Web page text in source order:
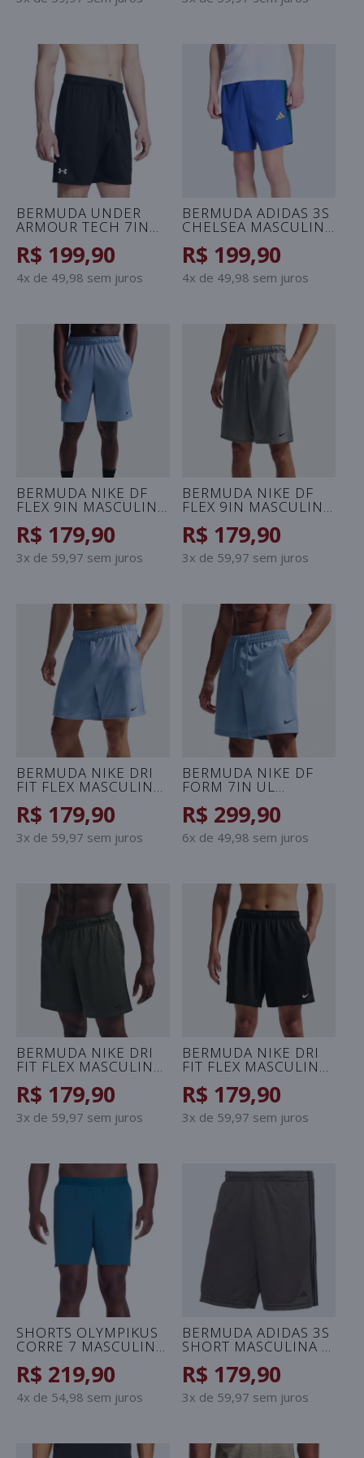
BERMUDA UNDER
ARMOUR TECH 7IN
R$ 199,90
4x de 49,98 sem juros
BERMUDA ADIDAS 3S
CHELSEA MASCULINA
R$ 199,90
4x de 49,98 sem juros
BERMUDA NIKE DF
FLEX 9IN MASCULINA
R$ 179,90
3x de 59,97 sem juros
BERMUDA NIKE DF
FLEX 9IN MASCULINA
R$ 179,90
3x de 59,97 sem juros
BERMUDA NIKE DRI
FIT FLEX MASCULINA
R$ 179,90
3x de 59,97 sem juros
BERMUDA NIKE DF
FORM 7IN UL
CELESTE
R$ 299,90
6x de 49,98 sem juros
BERMUDA NIKE DRI
FIT FLEX MASCULINA
R$ 179,90
3x de 59,97 sem juros
BERMUDA NIKE DRI
FIT FLEX MASCULINA
R$ 179,90
3x de 59,97 sem juros
SHORTS OLYMPIKUS
CORRE 7 MASCULINO
R$ 219,90
4x de 54,98 sem juros
BERMUDA ADIDAS 3S
SHORT MASCULINA -
R$ 179,90
3x de 59,97 sem juros